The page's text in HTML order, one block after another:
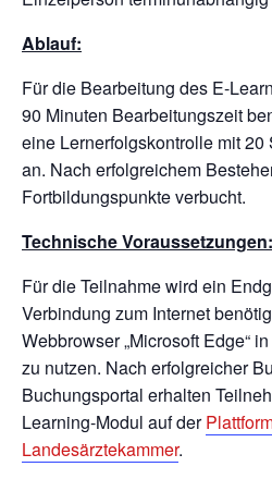
Ablauf:
Für die Bearbeitung des E-
90 Minuten Bearbeitungszeit
eine Lernerfolgskontrolle mit
an. Nach erfolgreichem
Fortbildungspunkte verbucht.
TechnischeVoraussetzungen:
Für die Teilnahme wird ein
Verbindung zum Internet
Webbrowser „Microsoft Edge“
zu nutzen. Nach erfolgreicher
Buchungsportal erhalten
Learning-Modul auf der
Landesärztekammer.